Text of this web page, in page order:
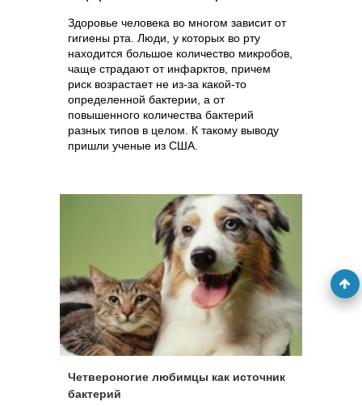
Здоровье человека во многом зависит от
гигиены рта. Люди, у которых во рту
находится большое количество микробов,
чаще страдают от инфарктов, причем
риск возрастает не из-за какой-то
определенной бактерии, а от
повышенного количества бактерий
разных типов в целом. К такому выводу
пришли ученые из США.
Четвероногие любимцы как источник
бактерий